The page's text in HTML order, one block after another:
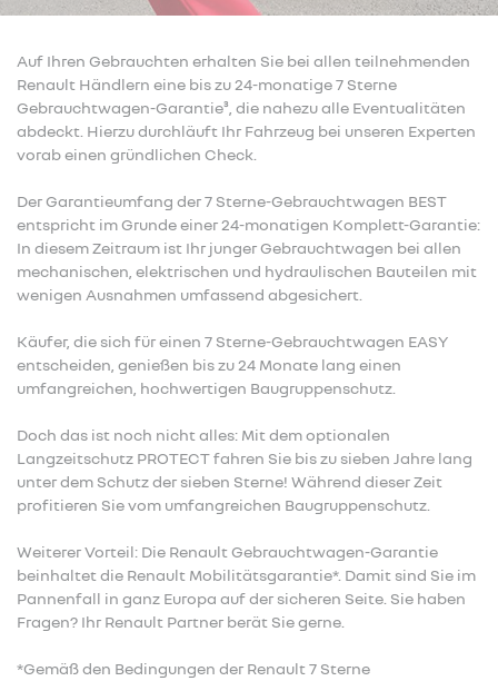
Auf Ihren Gebrauchten erhalten Sie bei allen teilnehmenden
Renault Händlern eine bis zu 24-monatige 7 Sterne
Gebrauchtwagen-Garantie³, die nahezu alle Eventualitäten
abdeckt. Hierzu durchläuft Ihr Fahrzeug bei unseren Experten
vorab einen gründlichen Check.
Der Garantieumfang der 7 Sterne-Gebrauchtwagen BEST
entspricht im Grunde einer 24-monatigen Komplett-Garantie:
In diesem Zeitraum ist Ihr junger Gebrauchtwagen bei allen
mechanischen, elektrischen und hydraulischen Bauteilen mit
wenigen Ausnahmen umfassend abgesichert.
Käufer, die sich für einen 7 Sterne-Gebrauchtwagen EASY
entscheiden, genießen bis zu 24 Monate lang einen
umfangreichen, hochwertigen Baugruppenschutz.
Doch das ist noch nicht alles: Mit dem optionalen
Langzeitschutz PROTECT fahren Sie bis zu sieben Jahre lang
unter dem Schutz der sieben Sterne! Während dieser Zeit
profitieren Sie vom umfangreichen Baugruppenschutz.
Weiterer Vorteil: Die Renault Gebrauchtwagen-Garantie
beinhaltet die Renault Mobilitätsgarantie*. Damit sind Sie im
Pannenfall in ganz Europa auf der sicheren Seite. Sie haben
Fragen? Ihr Renault Partner berät Sie gerne.
*Gemäß den Bedingungen der Renault 7 Sterne